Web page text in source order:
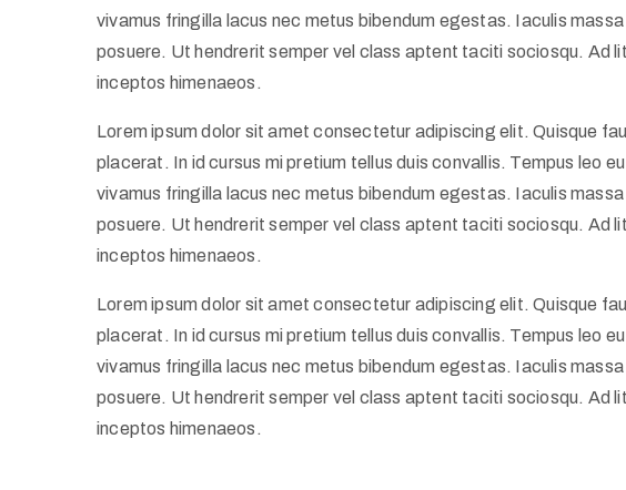
vivamus fringilla lacus nec metus bibendum egestas. Iaculis
posuere. Ut hendrerit semper vel class aptent taciti sociosqu. Ad
inceptos himenaeos.
Lorem ipsum dolor sit amet consectetur adipiscing elit. Quisque
placerat. In id cursus mi pretium tellus duis convallis. Tempus leo
vivamus fringilla lacus nec metus bibendum egestas. Iaculis
posuere. Ut hendrerit semper vel class aptent taciti sociosqu. Ad
inceptos himenaeos.
Lorem ipsum dolor sit amet consectetur adipiscing elit. Quisque
placerat. In id cursus mi pretium tellus duis convallis. Tempus leo
vivamus fringilla lacus nec metus bibendum egestas. Iaculis
posuere. Ut hendrerit semper vel class aptent taciti sociosqu. Ad
inceptos himenaeos.